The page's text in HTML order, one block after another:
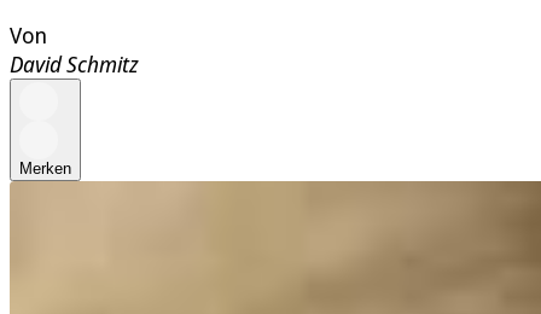
Von
David Schmitz
Merken